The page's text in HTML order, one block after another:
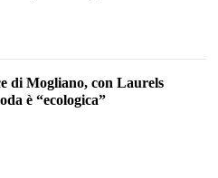
di Mogliano, con Laurels
è “ecologica”